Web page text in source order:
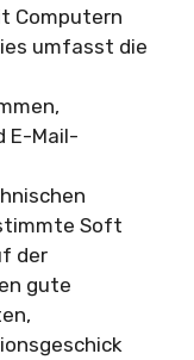
Computern
umfasst die
E-Mail-
Soft
der
gute